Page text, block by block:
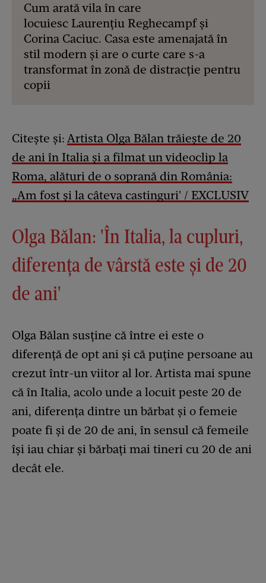
Cum arată vila în care
locuiesc Laurențiu Reghecampf și
Corina Caciuc. Casa este amenajată în
stil modern și are o curte care s-a
transformat în zonă de distracție pentru
copii
Citește și: Artista Olga Bălan trăiește de 20
de ani în Italia și a filmat un videoclip la
Roma, alături de o soprană din România:
„Am fost și la câteva castinguri' / EXCLUSIV
Olga Bălan: 'În Italia, la cupluri,
diferența de vârstă este și de 20
de ani'
Olga Bălan susține că între ei este o
diferență de opt ani și că puține persoane au
crezut într-un viitor al lor. Artista mai spune
că în Italia, acolo unde a locuit peste 20 de
ani, diferența dintre un bărbat și o femeie
poate fi și de 20 de ani, în sensul că femeile
își iau chiar și bărbați mai tineri cu 20 de ani
decât ele.